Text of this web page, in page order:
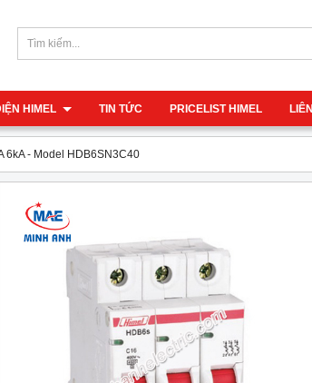
HIMEL TIN TỨC PRICELIST HIMEL
6kA - Model HDB6SN3C40